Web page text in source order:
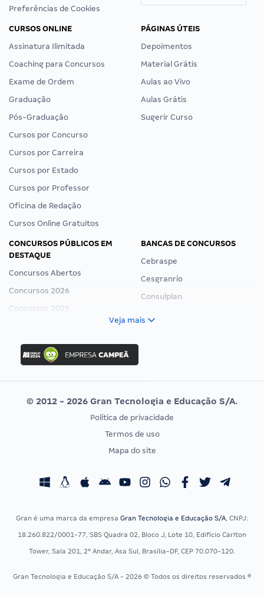
Preferências de Cookies
CURSOS ONLINE
Assinatura Ilimitada
Coaching para Concursos
Exame de Ordem
Graduação
Pós-Graduação
Cursos por Concurso
Cursos por Carreira
Cursos por Estado
Cursos por Professor
Oficina de Redação
Cursos Online Gratuitos
PÁGINAS ÚTEIS
Depoimentos
Material Grátis
Aulas ao Vivo
Aulas Grátis
Sugerir Curso
CONCURSOS PÚBLICOS EM
DESTAQUE
Concursos Abertos
Concursos 2026
Concursos 2025
Concurso Ibama
Concurso MPU
Editais publicados
BANCAS DE CONCURSOS
Cebraspe
Cesgranrio
Consulplan
Vunesp
CONCURSOS POR PROFISSÃO
Concursos Fiscais
Residência Multiprofissional
EXAME DE ORDEM
Calendário OAB
Veja mais
© 2012 - 2026 Gran Tecnologia e Educação S/A.
Política de privacidade
Termos de uso
Mapa do site
Gran é uma marca da empresa Gran Tecnologia e Educação S/A, CNPJ:
18.260.822/0001-77, SBS Quadra 02, Bloco J, Lote 10, Edifício Carlton
Tower, Sala 201, 2º Andar, Asa Sul, Brasília-DF, CEP 70.070-120.
Gran Tecnologia e Educação S/A - 2026 © Todos os direitos reservados ®